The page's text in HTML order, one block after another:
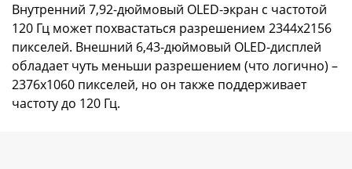
Внутренний 7,92-дюймовый OLED-экран с частотой
120 Гц может похвастаться разрешением 2344х2156
пикселей. Внешний 6,43-дюймовый OLED-дисплей
обладает чуть меньши разрешением (что логично) –
2376x1060 пикселей, но он также поддерживает
частоту до 120 Гц.